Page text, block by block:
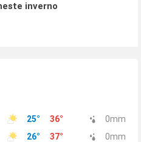
inverno
25° 36° 0mm
26° 37° 0mm